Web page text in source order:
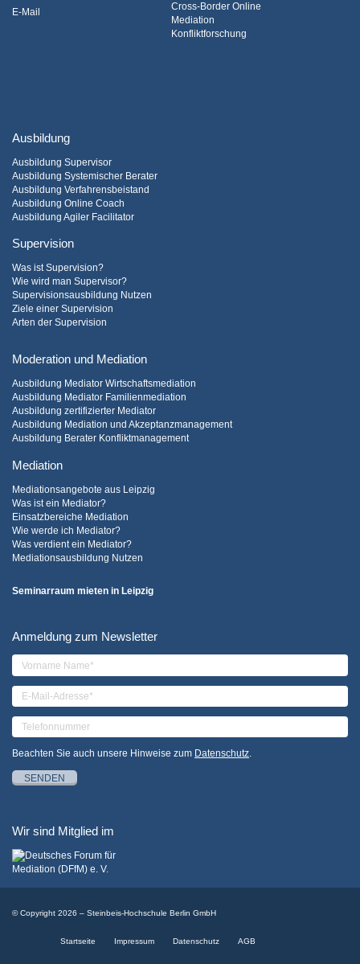
E-Mail
Cross-Border Online
Mediation
Konfliktforschung
Ausbildung
Ausbildung Supervisor
Ausbildung Systemischer Berater
Ausbildung Verfahrensbeistand
Ausbildung Online Coach
Ausbildung Agiler Facilitator
Supervision
Was ist Supervision?
Wie wird man Supervisor?
Supervisionsausbildung Nutzen
Ziele einer Supervision
Arten der Supervision
Moderation und Mediation
Ausbildung Mediator Wirtschaftsmediation
Ausbildung Mediator Familienmediation
Ausbildung zertifizierter Mediator
Ausbildung Mediation und Akzeptanzmanagement
Ausbildung Berater Konfliktmanagement
Mediation
Mediationsangebote aus Leipzig
Was ist ein Mediator?
Einsatzbereiche Mediation
Wie werde ich Mediator?
Was verdient ein Mediator?
Mediationsausbildung Nutzen
Seminarraum mieten in Leipzig
Anmeldung zum Newsletter
Beachten Sie auch unsere Hinweise zum Datenschutz.
SENDEN
Wir sind Mitglied im
© Copyright 2026 – Steinbeis-Hochschule Berlin GmbH
Startseite Impressum Datenschutz AGB